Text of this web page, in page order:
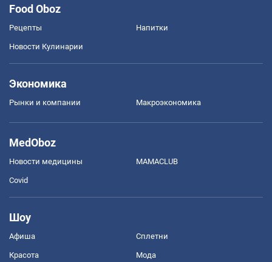
Food Oboz
Рецепты Напитки
Новости Кулинарии
Экономика
Рынки и компании Mакроэкономика
MedOboz
Новости медицины MAMACLUB
Covid
Шоу
Афиша Сплетни
Красота Мода